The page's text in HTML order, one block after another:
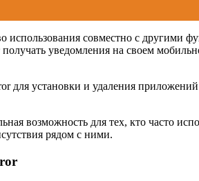
использования совместно с другими
уведомления на своем
для установки и удаления
возможность для тех, кто часто
рядом с ними.